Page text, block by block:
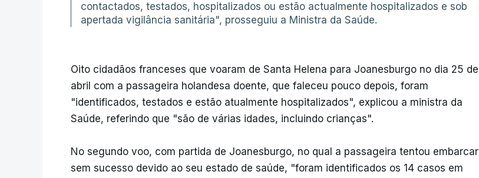
contactados, testados, hospitalizados ou estão actualmente hospitalizados e sob
apertada vigilância sanitária", prosseguiu a Ministra da Saúde.
Oito cidadãos franceses que voaram de Santa Helena para Joanesburgo no dia 25 de
abril com a passageira holandesa doente, que faleceu pouco depois, foram
"identificados, testados e estão atualmente hospitalizados", explicou a ministra da
Saúde, referindo que "são de várias idades, incluindo crianças".
No segundo voo, com partida de Joanesburgo, no qual a passageira tentou embarcar
sem sucesso devido ao seu estado de saúde, "foram identificados os 14 casos em